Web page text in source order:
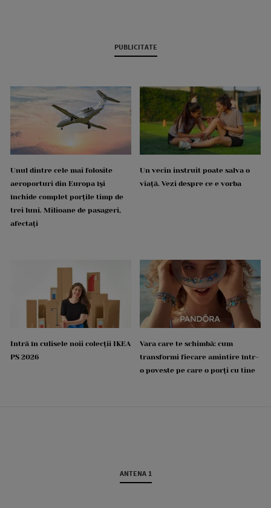
PUBLICITATE
Unul dintre cele mai folosite
aeroporturi din Europa își
închide complet porțile timp de
trei luni. Milioane de pasageri,
afectați
Un vecin instruit poate salva o
viață. Vezi despre ce e vorba
Intră în culisele noii colecții IKEA
PS 2026
Vara care te schimbă: cum
transformi fiecare amintire într-
o poveste pe care o porți cu tine
ANTENA 1